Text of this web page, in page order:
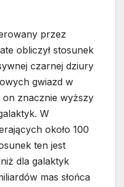
przez
obliczył stosunek
czarnej dziury
gwiazd w
on znacznie wyższy
W
około 100
ten jest
dla galaktyk
mas słońca